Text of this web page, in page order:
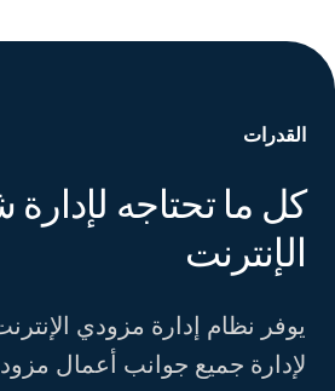
القدرات
-
كل ما تحتاجه
الإنترنت
يوفر نظام إدارة مزودي
لإدارة جميع جوانب أعمال مزود